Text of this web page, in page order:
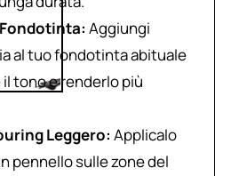
Aggiungi
al tuo fondotinta abituale
tono e renderlo più
Leggero: Applicalo
pennello sulle zone del